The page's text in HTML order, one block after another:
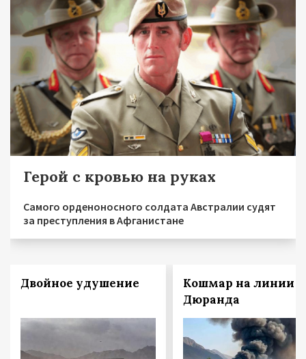
Герой с кровью на руках
Самого орденоносного солдата Австралии судят
за преступления в Афганистане
Двойное удушение
Кошмар на линии
Дюранда